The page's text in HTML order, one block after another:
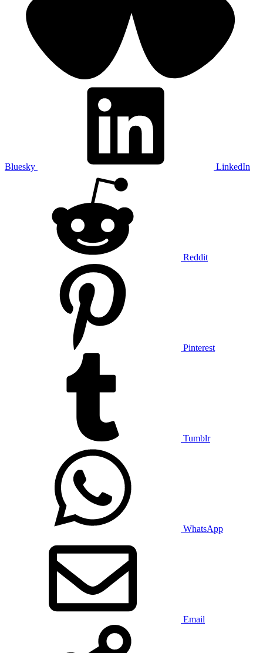
Bluesky LinkedIn
Reddit
Pinterest
Tumblr
WhatsApp
Email